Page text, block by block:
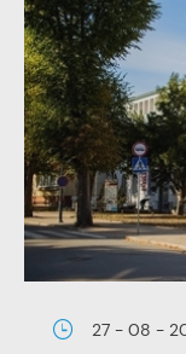
27 - 08 -
partnerami oraz
charakterze
postaci
społecznościowych.